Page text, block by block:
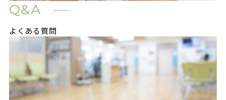
Q&A
よくある質問